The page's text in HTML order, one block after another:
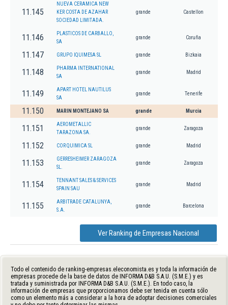
11.145
NUEVA CERAMICA NEW
KER COSTA DE AZAHAR
SOCIEDAD LIMITADA.
grande Castellon
11.146
PLASTICOS DE CARBALLO,
SA
grande Coruña
11.147 GRUPO IQUIMESA SL grande Bizkaia
11.148
PHARMA INTERNATIONAL
SA
grande Madrid
11.149
APART HOTEL NAUTILUS
SA
grande Tenerife
11.150 MARIN MONTEJANO SA grande Murcia
11.151
AEROMETALLIC
TARAZONA SA.
grande Zaragoza
11.152 COR QUIMICA SL grande Madrid
11.153
GERRESHEIMER ZARAGOZA
SL.
grande Zaragoza
11.154
TENNANT SALES & SERVICES
SPAIN SAU
grande Madrid
11.155
ARBITRADE CATALUNYA,
S.A.
grande Barcelona
Ver Ranking de Empresas Nacional
Todo el contenido de ranking-empresas.eleconomista.es y toda la información de
empresas procede de la base de datos de INFORMA D&B S.A.U. (S.M.E.) y es
tratada y suministrada por INFORMA D&B S.A.U. (S.M.E.). En todo caso, la
información de empresas que proporcionamos debe ser tenida en cuenta sólo
como un elemento más a considerar a la hora de adoptar decisiones comerciales